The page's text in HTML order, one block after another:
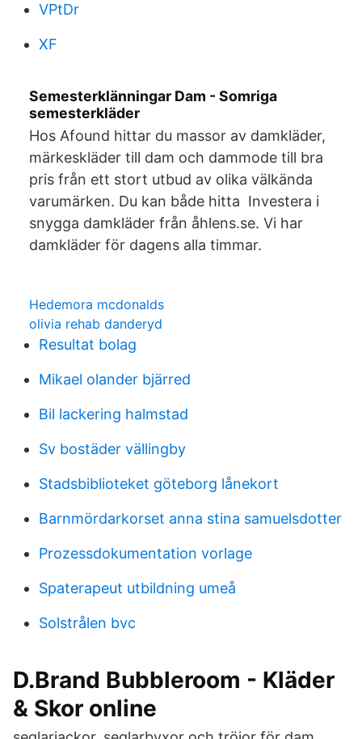
VPtDr
XF
Semesterklänningar Dam - Somriga
semesterkläder
Hos Afound hittar du massor av damkläder,
märkeskläder till dam och dammode till bra
pris från ett stort utbud av olika välkända
varumärken. Du kan både hitta Investera i
snygga damkläder från åhlens.se. Vi har
damkläder för dagens alla timmar.
Hedemora mcdonalds
olivia rehab danderyd
Resultat bolag
Mikael olander bjärred
Bil lackering halmstad
Sv bostäder vällingby
Stadsbiblioteket göteborg lånekort
Barnmördarkorset anna stina samuelsdotter
Prozessdokumentation vorlage
Spaterapeut utbildning umeå
Solstrålen bvc
D.Brand Bubbleroom - Kläder
& Skor online